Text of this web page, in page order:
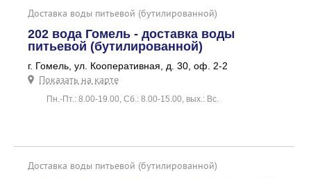
Доставка воды питьевой (бутилированной)
202 вода Гомель - доставка воды
питьевой (бутилированной)
г. Гомель, ул. Кооперативная, д. 30, оф. 2-2
Показать на карте
Пн.-Пт.: 8.00-19.00, Сб.: 8.00-15.00, вых.: Вс.
Доставка воды питьевой (бутилированной)